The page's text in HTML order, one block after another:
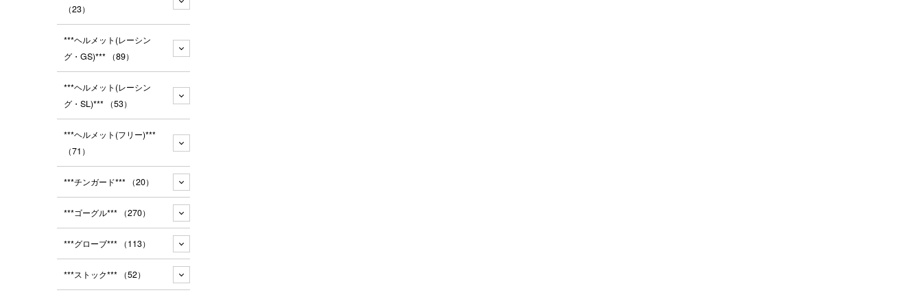
（23）
***ヘルメット(レーシン
グ・GS)*** （89）
***ヘルメット(レーシン
グ・SL)*** （53）
***ヘルメット(フリー)***
（71）
***チンガード*** （20）
***ゴーグル*** （270）
***グローブ*** （113）
***ストック*** （52）